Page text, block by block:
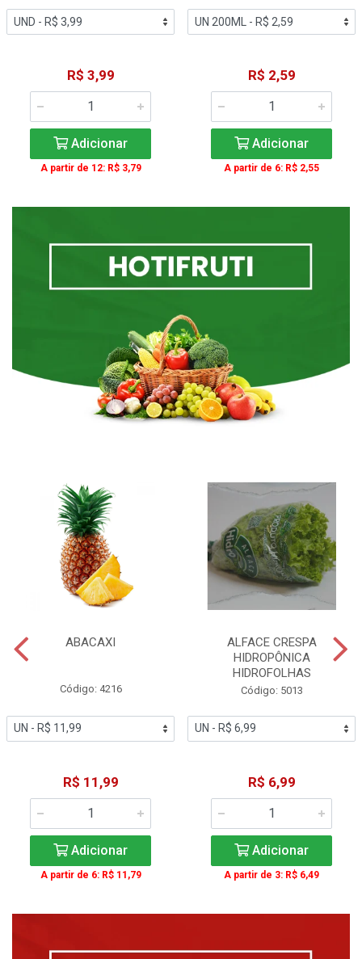
R$ 3,99
Adicionar
A partir de 12: R$ 3,79
R$ 2,59
Adicionar
A partir de 6: R$ 2,55
ABACAXI
Código: 4216
R$ 11,99
Adicionar
A partir de 6: R$ 11,79
ALFACE CRESPA
HIDROPÔNICA
HIDROFOLHAS
Código: 5013
R$ 6,99
Adicionar
A partir de 3: R$ 6,49